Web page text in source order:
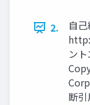
2.
自
ン
断